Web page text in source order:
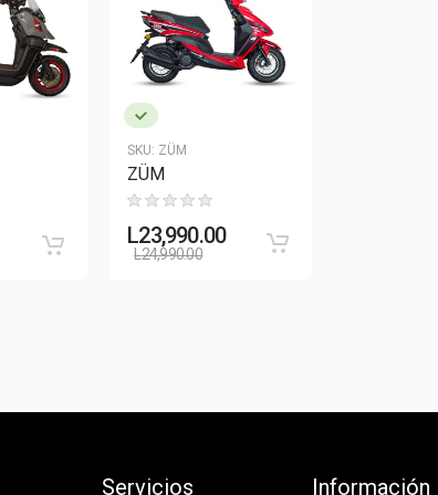
SKU: ZÜM
ZÜM
L23,990.00
L24,990.00
Servicios Información